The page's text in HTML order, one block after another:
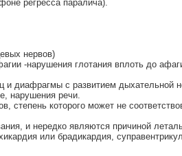
регресса паралича).
нервов)
-нарушения глотания вплоть до
с развитием дыхательной
нарушения речи.
степень которого может не
и нередко являются причиной
или брадикардия,